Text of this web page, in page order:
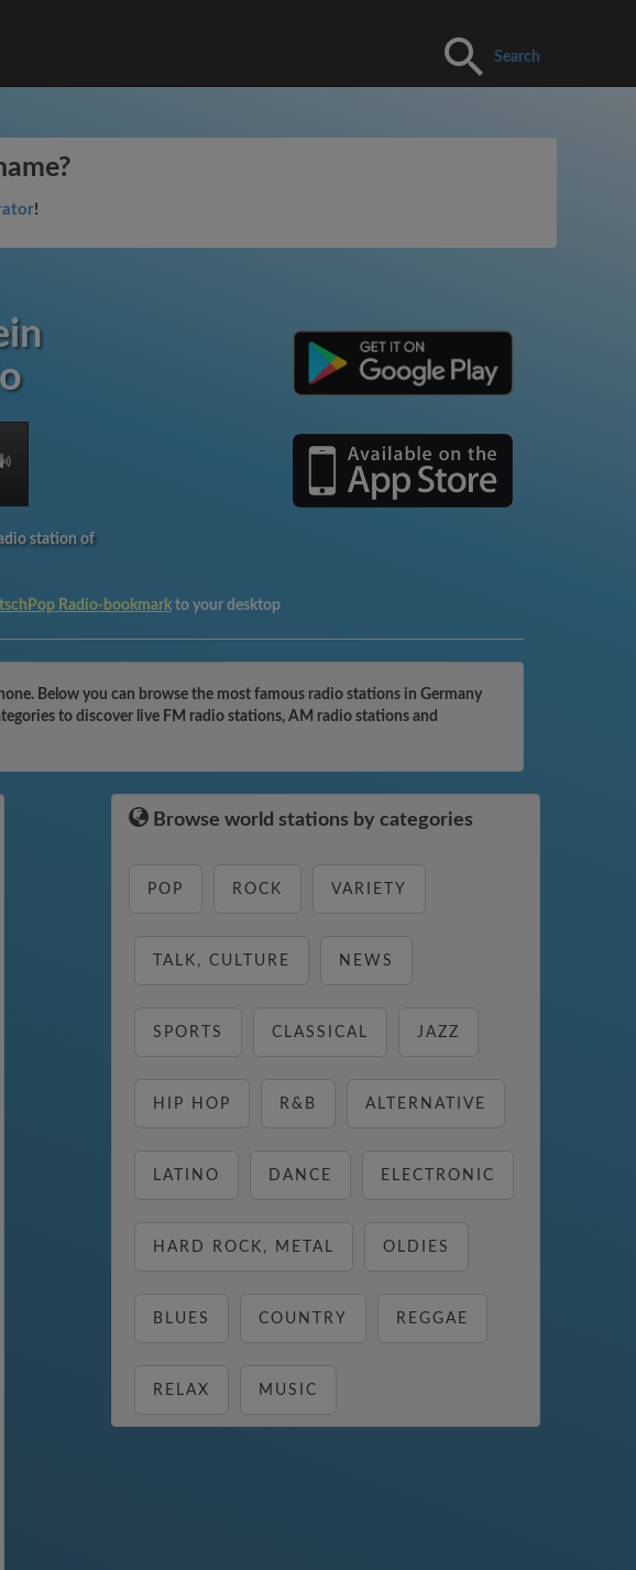
Search
!
station of
Radio-bookmark to your desktop
Below you can browse the most famous radio stations in Germany
to discover live FM radio stations, AM radio stations and
Browse world stations by categories
POP ROCK VARIETY
TALK, CULTURE NEWS
SPORTS CLASSICAL JAZZ
HIP HOP R&B ALTERNATIVE
LATINO DANCE ELECTRONIC
HARD ROCK, METAL OLDIES
BLUES COUNTRY REGGAE
RELAX MUSIC